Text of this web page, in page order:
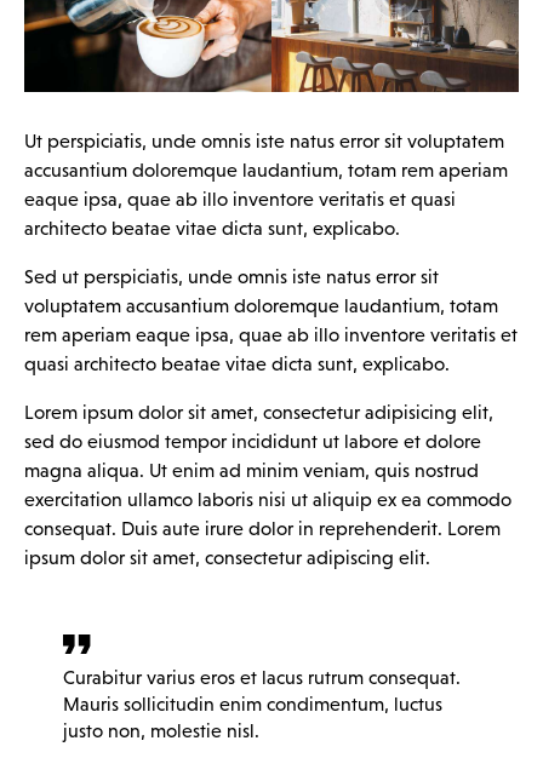
Ut perspiciatis, unde omnis iste natus error sit voluptatem
accusantium doloremque laudantium, totam rem aperiam
eaque ipsa, quae ab illo inventore veritatis et quasi
architecto beatae vitae dicta sunt, explicabo.
Sed ut perspiciatis, unde omnis iste natus error sit
voluptatem accusantium doloremque laudantium, totam
rem aperiam eaque ipsa, quae ab illo inventore veritatis et
quasi architecto beatae vitae dicta sunt, explicabo.
Lorem ipsum dolor sit amet, consectetur adipisicing elit,
sed do eiusmod tempor incididunt ut labore et dolore
magna aliqua. Ut enim ad minim veniam, quis nostrud
exercitation ullamco laboris nisi ut aliquip ex ea commodo
consequat. Duis aute irure dolor in reprehenderit. Lorem
ipsum dolor sit amet, consectetur adipiscing elit.
Curabitur varius eros et lacus rutrum consequat.
Mauris sollicitudin enim condimentum, luctus
justo non, molestie nisl.